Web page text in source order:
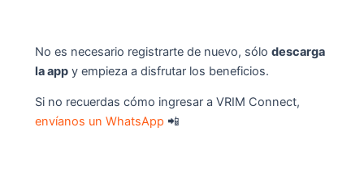
No es necesario registrarte de nuevo, sólo descarga
la app y empieza a disfrutar los beneficios.
Si no recuerdas cómo ingresar a VRIM Connect,
envíanos un WhatsApp 📲